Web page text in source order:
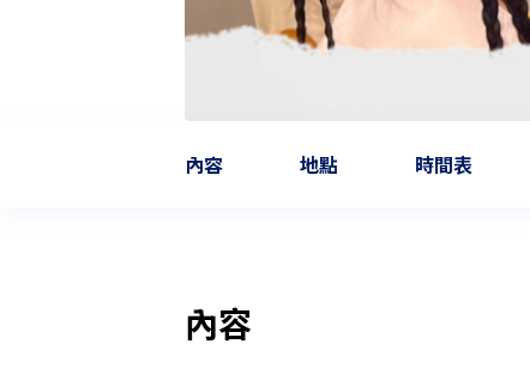
內容 地點 時間表
內容